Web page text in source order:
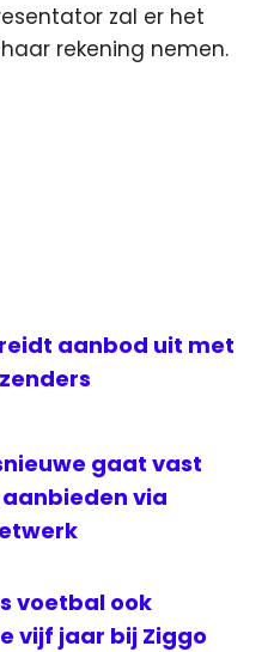
zal er het
rekening nemen.
aanbod uit met
gaat vast
via
voetbal ook
vijf jaar bij Ziggo